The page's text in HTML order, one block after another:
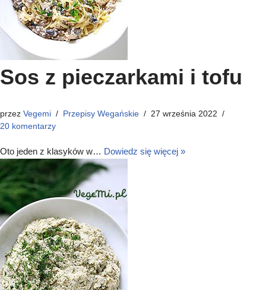
Sos z pieczarkami i tofu
przez Vegemi Przepisy Wegańskie
27 września 2022
20 komentarzy
Oto jeden z klasyków w… Dowiedz się więcej »